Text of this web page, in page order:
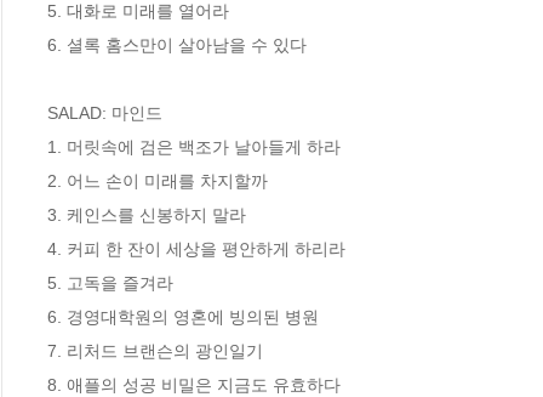
5. 대화로 미래를 열어라
6. 셜록 홈스만이 살아남을 수 있다
SALAD: 마인드
1. 머릿속에 검은 백조가 날아들게 하라
2. 어느 손이 미래를 차지할까
3. 케인스를 신봉하지 말라
4. 커피 한 잔이 세상을 평안하게 하리라
5. 고독을 즐겨라
6. 경영대학원의 영혼에 빙의된 병원
7. 리처드 브랜슨의 광인일기
8. 애플의 성공 비밀은 지금도 유효하다